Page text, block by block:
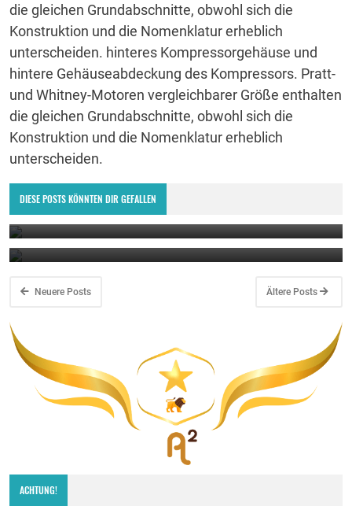
die gleichen Grundabschnitte, obwohl sich die
Konstruktion und die Nomenklatur erheblich
unterscheiden. hinteres Kompressorgehäuse und
hintere Gehäuseabdeckung des Kompressors. Pratt-
und Whitney-Motoren vergleichbarer Größe enthalten
die gleichen Grundabschnitte, obwohl sich die
Konstruktion und die Nomenklatur erheblich
unterscheiden.
DIESE POSTS KÖNNTEN DIR GEFALLEN
🟢 ✈️ Flugzeugtriebwerk: Kolben - Aircraft Engine: Pistons 🚁
December 7, 2022
🟢 ✈️ Flugzeugtriebwerk: Pleuel - Aircraft Engine: Connecting Rods
🚁
December 7, 2022
Neuere Posts Ältere Posts
ACHTUNG!